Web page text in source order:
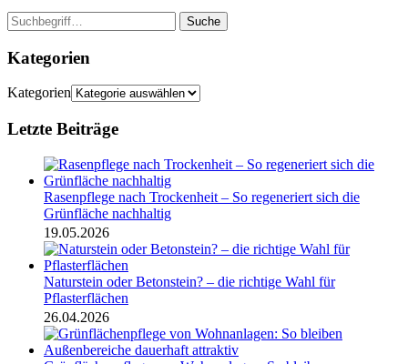
Suche
Kategorien
Kategorien
Letzte Beiträge
Rasenpflege nach Trockenheit – So regeneriert sich die
Grünfläche nachhaltig
19.05.2026
Naturstein oder Betonstein? – die richtige Wahl für
Pflasterflächen
26.04.2026